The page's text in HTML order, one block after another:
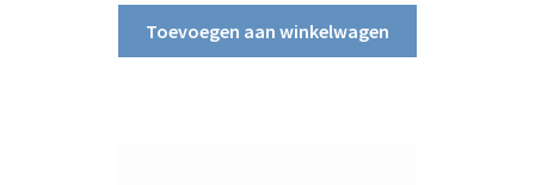
was:
€38.95.
is:
€31.50.
Toevoegen aan winkelwagen